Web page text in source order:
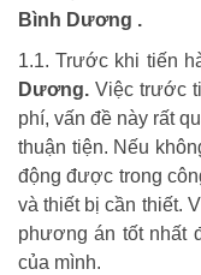
Bình Dương .
1.1. Trước khi tiến
Dương. Việc trước
phí, vấn đề này rất
thuận tiện. Nếu
động được trong
và thiết bị cần thiết.
phương án tốt nhất
của mình.